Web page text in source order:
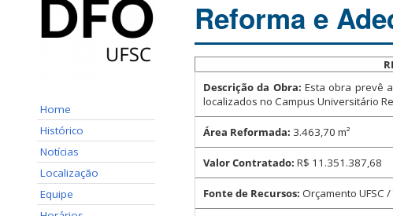
Home
Histórico
Notícias
Localização
Equipe
Reforma e
Descrição da Obra:Esta obra prevê
localizados no Campus Universitário
Área Reformada: 3.463,70 m²
Valor Contratado: R$ 11.351.387,68
Fonte de Recursos: Orçamento UFSC /